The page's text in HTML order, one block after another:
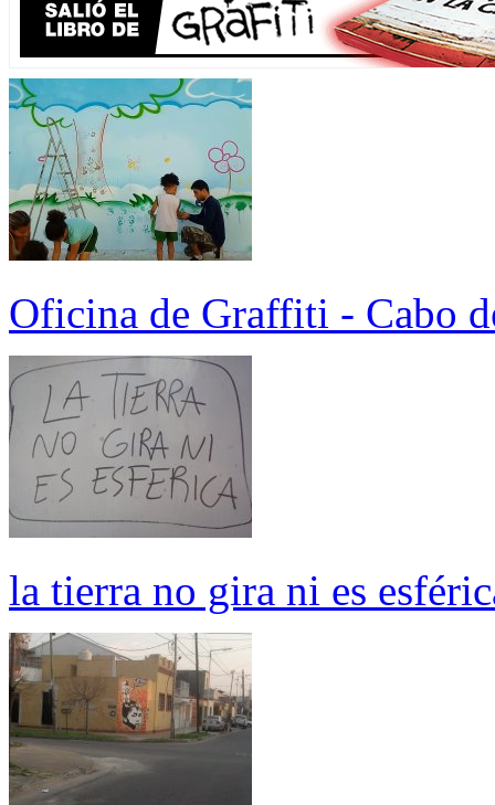
Oficina de Graffiti - Cabo
la tierra no gira ni es